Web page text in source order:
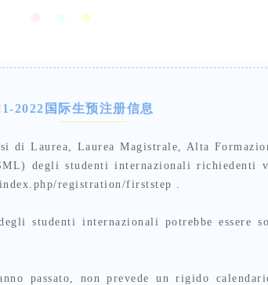
2022国际生预注册信息
di Laurea, Laurea Magistrale, Alta
degli studenti internazionali richiedenti
registration/firststep .
studenti internazionali potrebbe essere
passato, non prevede un rigido